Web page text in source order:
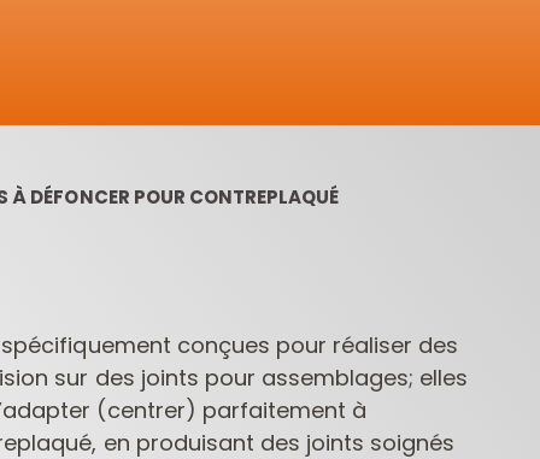
À DÉFONCER POUR CONTREPLAQUÉ
conçues pour réaliser des
sur des joints pour assemblages; elles
(centrer) parfaitement à
en produisant des joints soignés